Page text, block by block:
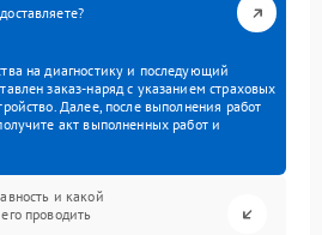
на диагностику и последующий
заказ-наряд с указанием страховых
Далее, после выполнения работ
акт выполненных работ и
и какой
проводить